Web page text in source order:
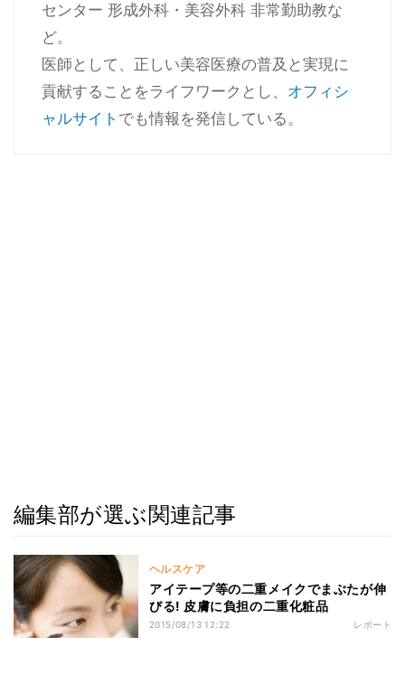
センター 形成外科・美容外科 非常勤助教な
ど。
医師として、正しい美容医療の普及と実現に
貢献することをライフワークとし、 オフィシ
ャルサイト でも情報を発信している。
編集部が選ぶ関連記事
ヘルスケア
アイテープ等の二重メイクでまぶたが伸
びる! 皮膚に負担の二重化粧品
2015/08/13 12:22 レポート